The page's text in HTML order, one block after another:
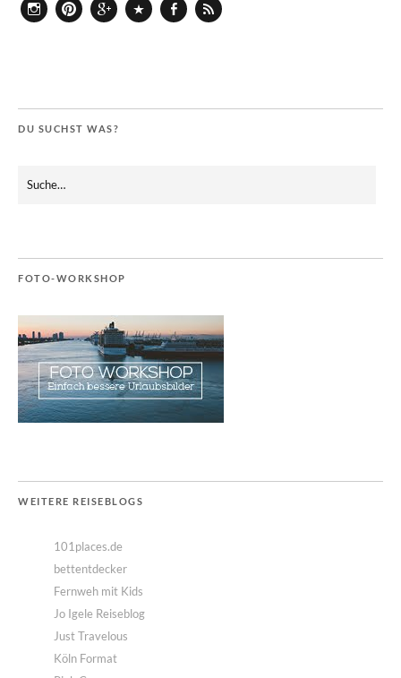
DU SUCHST WAS?
FOTO-WORKSHOP
WEITERE REISEBLOGS
101places.de
bettentdecker
Fernweh mit Kids
Jo Igele Reiseblog
Just Travelous
Köln Format